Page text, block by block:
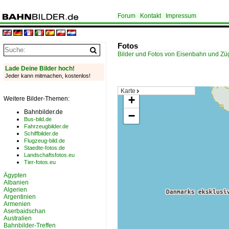
Forum Kontakt Impressum
Fotos
Bilder und Fotos von Eisenbahn und
Karte
+
−
Lade Deine Bilder hoch!
Jeder kann mitmachen, kostenlos!
Weitere Bilder-Themen:
Bahnbilder.de
Bus-bild.de
Fahrzeugbilder.de
Schiffbilder.de
Flugzeug-bild.de
Staedte-fotos.de
Landschaftsfotos.eu
Tier-fotos.eu
Ägypten
Albanien
Algerien
Argentinien
Armenien
Aserbaidschan
Australien
Bahnbilder-Treffen